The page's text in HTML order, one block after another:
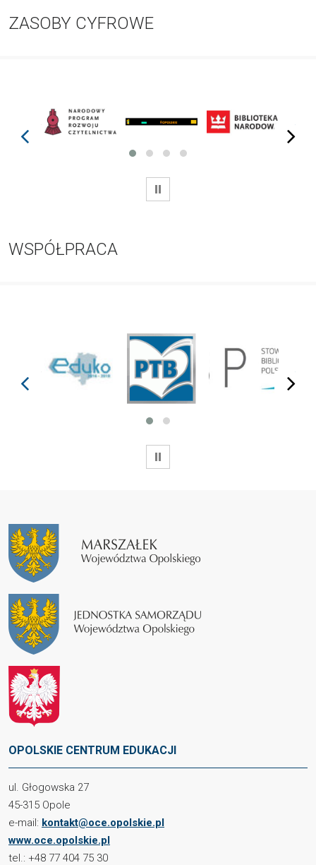
ZASOBY CYFROWE
prev next
WSTRZYMAJ
WSPÓŁPRACA
next
WSTRZYMAJ
OPOLSKIE CENTRUM EDUKACJI
ul. Głogowska 27
45-315 Opole
e-mail: kontakt@oce.opolskie.pl
www.oce.opolskie.pl
tel.: +48 77 404 75 30